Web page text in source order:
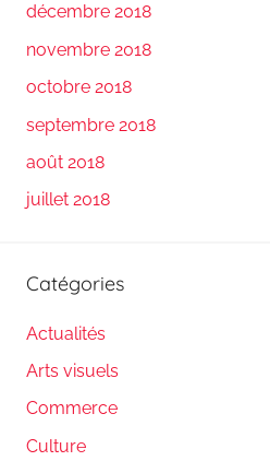
décembre 2018
novembre 2018
octobre 2018
septembre 2018
août 2018
juillet 2018
Catégories
Actualités
Arts visuels
Commerce
Culture